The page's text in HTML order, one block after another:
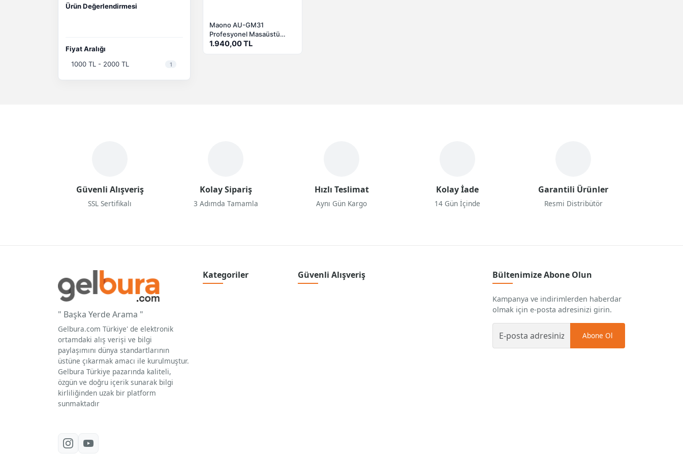
Ürün Değerlendirmesi
Fiyat Aralığı
1000 TL - 2000 TL
1
Maono AU-GM31
Profesyonel Masaüstü
USB Oyuncu Mikrofonu
1.940,00 TL
Güvenli Alışveriş
SSL Sertifikalı
Kolay Sipariş
3 Adımda Tamamla
Hızlı Teslimat
Aynı Gün Kargo
Kolay İade
14 Gün İçinde
Garantili Ürünler
Resmi Distribütör
" Başka Yerde Arama "
Gelbura.com Türkiye' de elektronik
ortamdaki alış verişi ve bilgi
paylaşımını dünya standartlarının
üstüne çıkarmak amacı ile kurulmuştur.
Gelbura Türkiye pazarında kaliteli,
özgün ve doğru içerik sunarak bilgi
kirliliğinden uzak bir platform
sunmaktadır
Kategoriler Güvenli Alışveriş Bültenimize Abone Olun
Kampanya ve indirimlerden haberdar
olmak için e-posta adresinizi girin.
Abone Ol